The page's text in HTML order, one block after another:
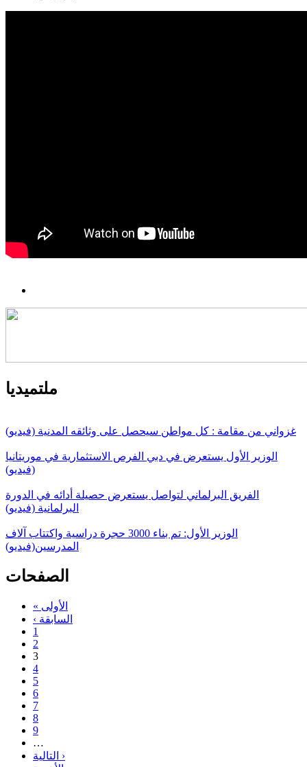
ملتميديا
غزواني من مقامة : كل مواطن سيحصل على وثائقه المدنية (فيديو)
الوزير الأول يستعرض في دبي الفرص الاستثمارية في موريتانيا
(فيديو)
الفريق البرلماني لتواصل يستعرض حصيلة أدائه في الدورة
البرلمانية (فيديو)
الوزير الأول: تم بناء 3000 حجرة دراسية واكتتاب آلاف
المدرسين(فيديو)
الصفحات
« الأولى
‹ السابقة
1
2
3
4
5
6
7
8
9
…
التالية ›